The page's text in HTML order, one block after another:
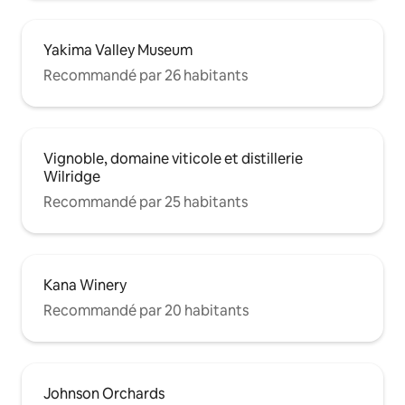
Yakima Valley Museum
Recommandé par 26 habitants
Vignoble, domaine viticole et distillerie
Wilridge
Recommandé par 25 habitants
Kana Winery
Recommandé par 20 habitants
Johnson Orchards